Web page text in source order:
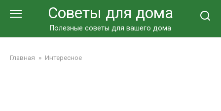
Советы для дома
Полезные советы для вашего дома
Главная » Интересное